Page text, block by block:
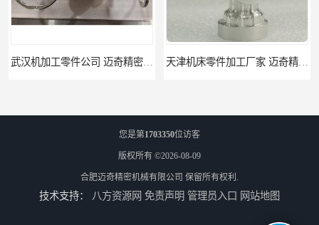
武汉机加工零件公司 迈奇精密机械 批量订单可免费打样 天津机床零件加工厂家 迈奇精密机械 一站式服务
您是第1703350位访客
版权所有 ©2026-08-09
合肥迈奇精密机械有限公司 保留所有权利.
技术支持： 八方资源网 免责声明 管理员入口 网站地图